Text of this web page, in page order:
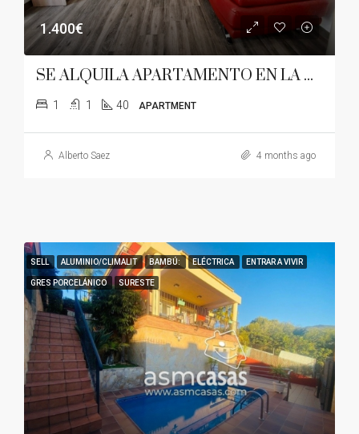
1.400€
SE ALQUILA APARTAMENTO EN LA ZONA DE TORREÓN-ALMADRABA
1 1 40 APARTMENT
Alberto Saez 4 months ago
SELL ALUMINIO/CLIMALIT BAMBÚ: ELÉCTRICA ENTRAR A VIVIR
GRES PORCELÁNICO SURESTE